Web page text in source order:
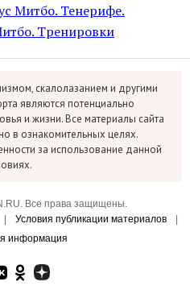
Митбо. Тенерифе.
Тренировки
скалолазанием и другими
являются потенциально
и жизни. Все материалы сайта
в ознакомительных целях.
за использование данной
Все права защищены.
Условия публикации материалов
информация